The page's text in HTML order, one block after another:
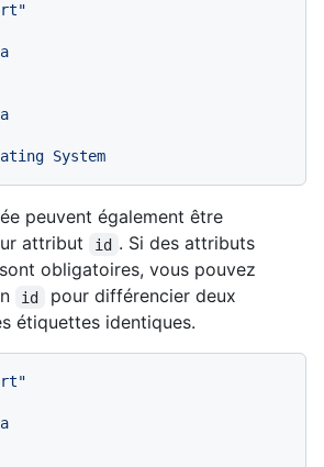
System
peuvent également être
attribut
id . Si des attributs
obligatoires, vous pouvez
id
pour différencier deux
étiquettes identiques.